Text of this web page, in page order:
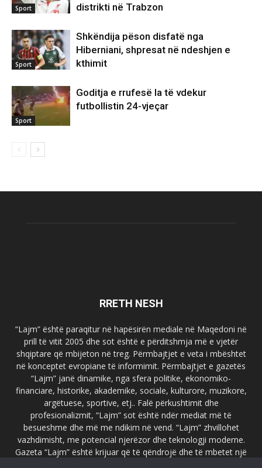
Sport
distrikti në Trabzon
Sport
Shkëndija pëson disfatë nga
Hiberniani, shpresat në ndeshjen e
kthimit
Sport
Goditja e rrufesë la të vdekur
futbollistin 24-vjeçar
RRETH NESH
“Lajm” është paraqitur në hapësirën mediale në Maqedoni në
prill të vitit 2005 dhe sot është e përditshmja më e vjetër
shqiptare që mbijeton në treg. Përmbajtjet e veta i mbështet
në konceptet evropiane të informimit. Përmbajtjet e gazetës
“Lajm” janë dinamike, nga sfera politike, ekonomiko-
financiare, historike, akademike, sociale, kulturore, muzikore,
argëtuese, sportive, etj.. Falë përkushtimit dhe
profesionalizmit, “Lajm” sot është ndër mediat më të
besueshme dhe më me ndikim në vend. “Lajm” zhvillohet
vazhdimisht, me potencial njerëzor dhe teknologji moderne.
Gazeta “Lajm” është krijuar që të qëndrojë dhe të mbetet një